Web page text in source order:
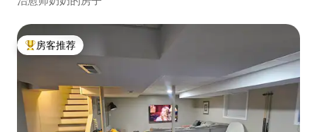
热门「房客推荐」
房客推荐